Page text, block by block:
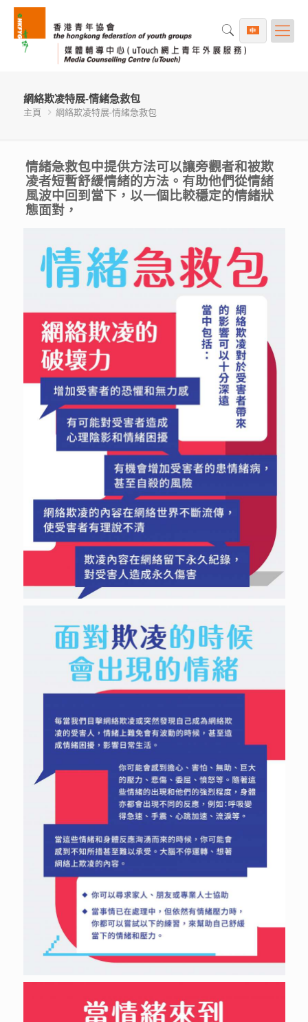
網絡欺凌特展-情緒急救包
主頁 網絡欺凌特展-情緒急救包
情緒急救包中提供方法可以讓旁觀者和被欺
凌者短暫舒緩情緒的方法。有助他們從情緒
風波中回到當下，以一個比較穩定的情緒狀
態面對，